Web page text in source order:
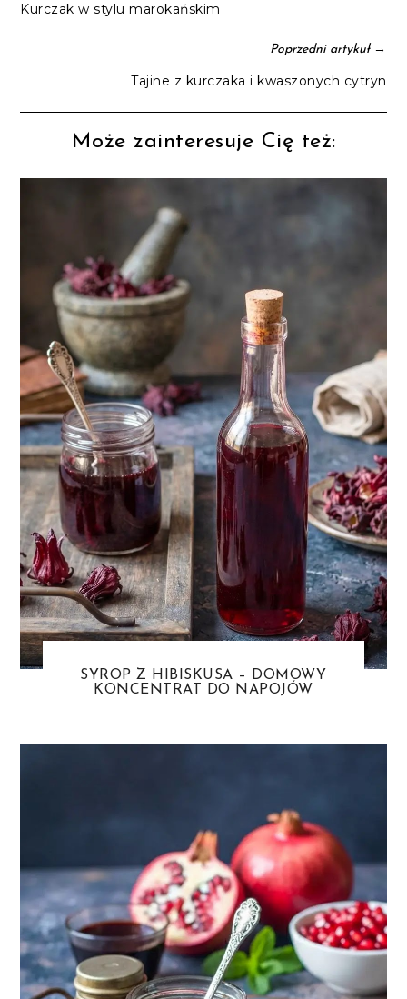
Kurczak w stylu marokańskim
Poprzedni artykuł→
Tajine z kurczaka i kwaszonych cytryn
Może zainteresuje Cię też:
SYROP Z HIBISKUSA – DOMOWY
KONCENTRAT DO NAPOJÓW